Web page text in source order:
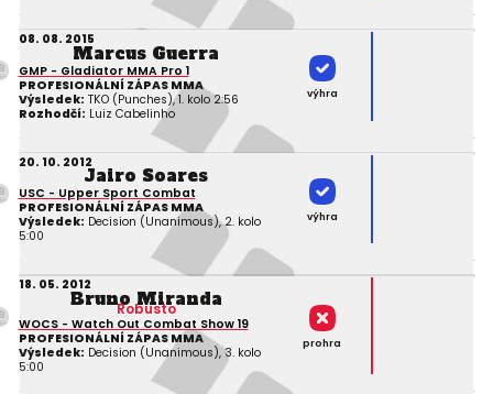
08. 08. 2015
Marcus Guerra
GMP - Gladiator MMA Pro 1
PROFESIONÁLNÍ ZÁPAS MMA
Výsledek: TKO (Punches), 1. kolo 2:56
Rozhodčí: Luiz Cabelinho
výhra
20. 10. 2012
Jairo Soares
USC - Upper Sport Combat
PROFESIONÁLNÍ ZÁPAS MMA
Výsledek: Decision (Unanimous), 2. kolo
5:00
výhra
18. 05. 2012
Bruno Miranda
Robusto
WOCS - Watch Out Combat Show 19
PROFESIONÁLNÍ ZÁPAS MMA
Výsledek: Decision (Unanimous), 3. kolo
5:00
prohra